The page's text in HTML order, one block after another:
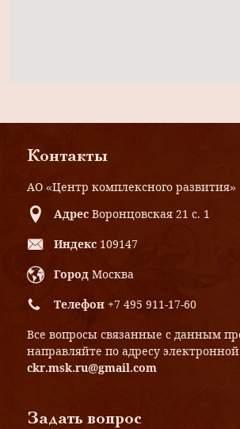
Контакты
АО «Центр комплексного развития»
Адрес Воронцовская 21 с. 1
Индекс 109147
Город Москва
Телефон +7 495 911-17-60
Все вопросы связанные с данным
направляйте по адресу
ckr.msk.ru@gmail.com
Задать вопрос